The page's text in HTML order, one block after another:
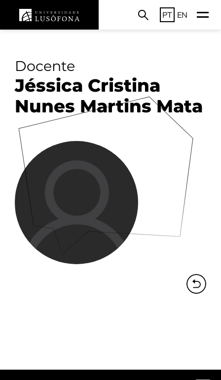
PT EN
Docente
Jéssica Cristina
Nunes Martins Mata